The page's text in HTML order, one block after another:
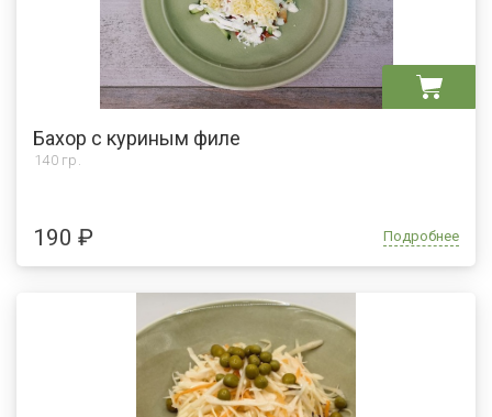
Бахор с куриным филе
140 гр.
190 ₽ Подробнее